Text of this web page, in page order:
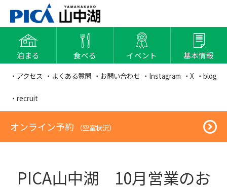
泊まる 食べる イベント 基本情報
・アクセス ・よくある質問 ・お問い合わせ ・Instagram ・X ・blog
・recruit
オンライン予約 （空室状況）
PICA山中湖 10月営業のお